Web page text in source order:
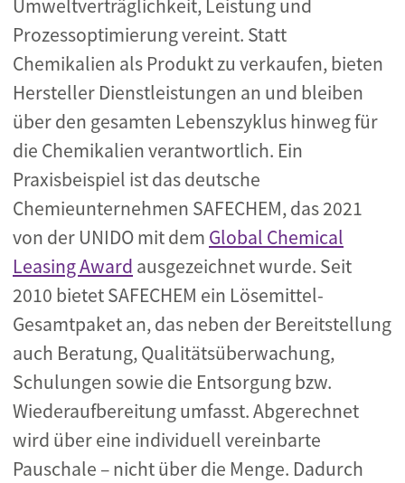
Umweltverträglichkeit, Leistung und
Prozessoptimierung vereint. Statt
Chemikalien als Produkt zu verkaufen, bieten
Hersteller Dienstleistungen an und bleiben
über den gesamten Lebenszyklus hinweg für
die Chemikalien verantwortlich. Ein
Praxisbeispiel ist das deutsche
Chemieunternehmen SAFECHEM, das 2021
von der UNIDO mit dem Global Chemical
Leasing Award ausgezeichnet wurde. Seit
2010 bietet SAFECHEM ein Lösemittel-
Gesamtpaket an, das neben der Bereitstellung
auch Beratung, Qualitätsüberwachung,
Schulungen sowie die Entsorgung bzw.
Wiederaufbereitung umfasst. Abgerechnet
wird über eine individuell vereinbarte
Pauschale – nicht über die Menge. Dadurch